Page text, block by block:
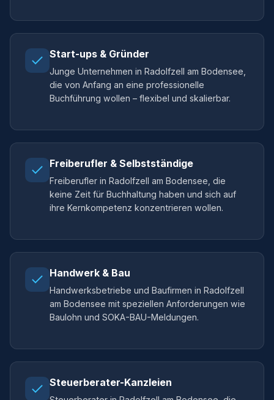
Start-ups & Gründer
Junge Unternehmen in Radolfzell am Bodensee,
die von Anfang an eine professionelle
Buchführung wollen – flexibel und skalierbar.
Freiberufler & Selbstständige
Freiberufler in Radolfzell am Bodensee, die
keine Zeit für Buchhaltung haben und sich auf
ihre Kernkompetenz konzentrieren wollen.
Handwerk & Bau
Handwerksbetriebe und Baufirmen in Radolfzell
am Bodensee mit speziellen Anforderungen wie
Baulohn und SOKA-BAU-Meldungen.
Steuerberater-Kanzleien